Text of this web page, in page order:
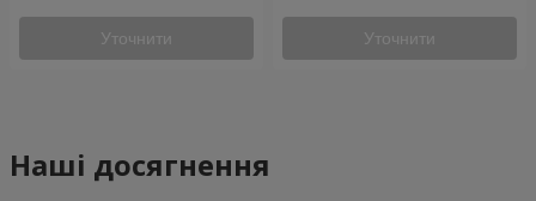
Уточнити Уточнити
Наші досягнення